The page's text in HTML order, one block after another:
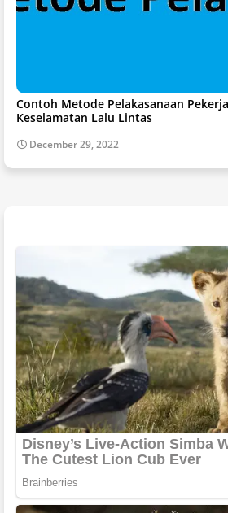
Contoh Metode Pelakasanaan
Keselamatan Lalu Lintas
December 29, 2022